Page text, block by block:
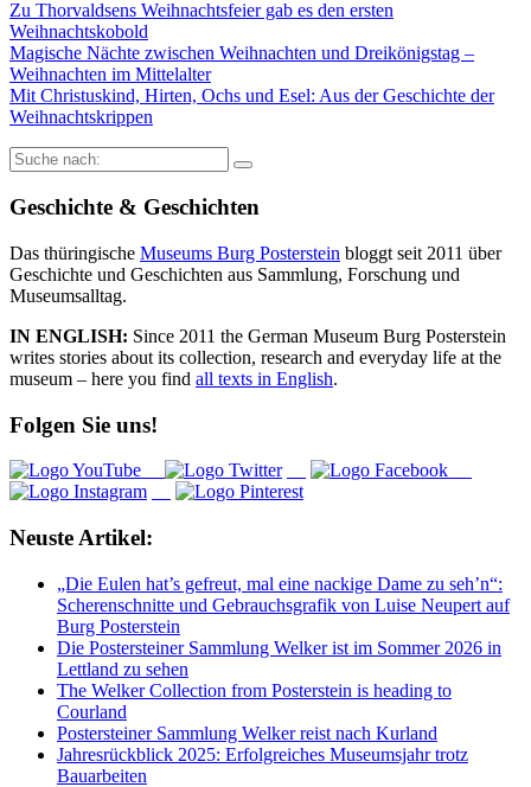
Zu Thorvaldsens Weihnachtsfeier gab es den ersten
Weihnachtskobold
Magische Nächte zwischen Weihnachten und Dreikönigstag –
Weihnachten im Mittelalter
Mit Christuskind, Hirten, Ochs und Esel: Aus der Geschichte der
Weihnachtskrippen
Suche
nach:
Geschichte & Geschichten
Das thüringische Museums Burg Posterstein bloggt seit 2011 über
Geschichte und Geschichten aus Sammlung, Forschung und
Museumsalltag.
IN ENGLISH: Since 2011 the German Museum Burg Posterstein
writes stories about its collection, research and everyday life at the
museum – here you find all texts in English.
Folgen Sie uns!
Neuste Artikel:
„Die Eulen hat’s gefreut, mal eine nackige Dame zu seh’n“:
Scherenschnitte und Gebrauchsgrafik von Luise Neupert auf
Burg Posterstein
Die Postersteiner Sammlung Welker ist im Sommer 2026 in
Lettland zu sehen
The Welker Collection from Posterstein is heading to
Courland
Postersteiner Sammlung Welker reist nach Kurland
Jahresrückblick 2025: Erfolgreiches Museumsjahr trotz
Bauarbeiten